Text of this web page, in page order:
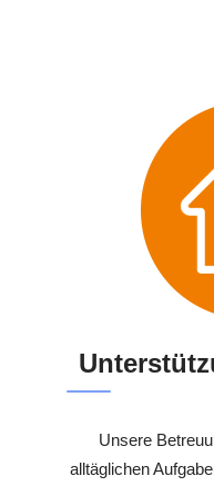
Unsere
alltäglichen